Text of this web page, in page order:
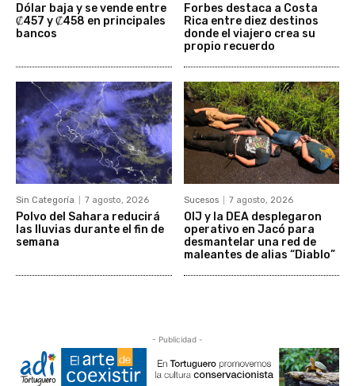
Dólar baja y se vende entre
₡457 y ₡458 en principales
bancos
Forbes destaca a Costa
Rica entre diez destinos
donde el viajero crea su
propio recuerdo
Sin Categoría 7 agosto, 2026
Polvo del Sahara reducirá
las lluvias durante el fin de
semana
Sucesos 7 agosto, 2026
OIJ y la DEA desplegaron
operativo en Jacó para
desmantelar una red de
maleantes de alias “Diablo”
- Publicidad -